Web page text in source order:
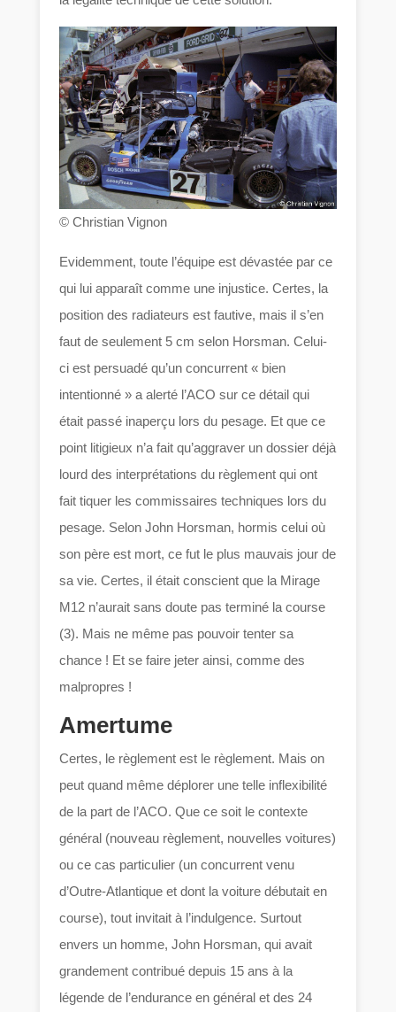
© Christian Vignon
Evidemment, toute l’équipe est dévastée par ce
qui lui apparaît comme une injustice. Certes, la
position des radiateurs est fautive, mais il s’en
faut de seulement 5 cm selon Horsman. Celui-
ci est persuadé qu’un concurrent « bien
intentionné » a alerté l’ACO sur ce détail qui
était passé inaperçu lors du pesage. Et que ce
point litigieux n’a fait qu’aggraver un dossier déjà
lourd des interprétations du règlement qui ont
fait tiquer les commissaires techniques lors du
pesage. Selon John Horsman, hormis celui où
son père est mort, ce fut le plus mauvais jour de
sa vie. Certes, il était conscient que la Mirage
M12 n’aurait sans doute pas terminé la course
(3). Mais ne même pas pouvoir tenter sa
chance ! Et se faire jeter ainsi, comme des
malpropres !
Amertume
Certes, le règlement est le règlement. Mais on
peut quand même déplorer une telle inflexibilité
de la part de l’ACO. Que ce soit le contexte
général (nouveau règlement, nouvelles voitures)
ou ce cas particulier (un concurrent venu
d’Outre-Atlantique et dont la voiture débutait en
course), tout invitait à l’indulgence. Surtout
envers un homme, John Horsman, qui avait
grandement contribué depuis 15 ans à la
légende de l’endurance en général et des 24